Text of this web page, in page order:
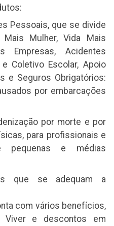
Pessoais, que se divide
Mulher, Vida Mais
Empresas, Acidentes
Coletivo Escolar, Apoio
e Seguros Obrigatórios:
por embarcações
por morte e por
para profissionais e
pequenas e médias
que se adequam a
com vários benefícios,
Viver e descontos em